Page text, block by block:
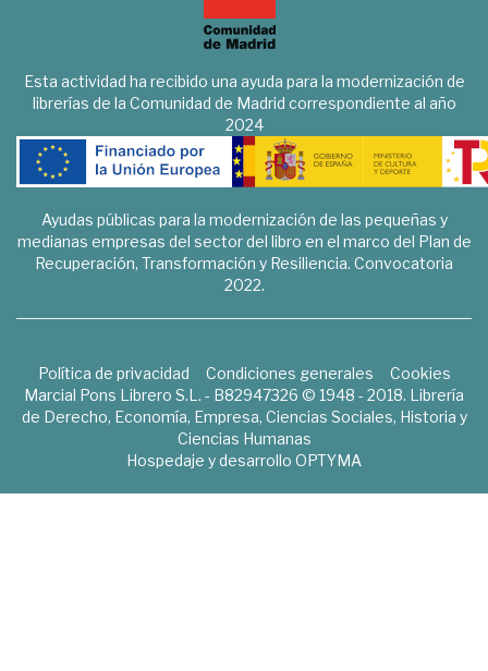
Esta actividad ha recibido una ayuda para la modernización de
librerías de la Comunidad de Madrid correspondiente al año
2024
Ayudas públicas para la modernización de las pequeñas y
medianas empresas del sector del libro en el marco del Plan de
Recuperación, Transformación y Resiliencia. Convocatoria
2022.
Política de privacidad Condiciones generales
Cookies
Marcial Pons Librero S.L. - B82947326 © 1948 - 2018. Librería
de Derecho, Economía, Empresa, Ciencias Sociales, Historia y
Ciencias Humanas
Hospedaje y desarrollo OPTYMA